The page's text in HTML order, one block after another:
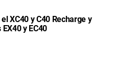
XC40 y C40 Recharge y
y EC40